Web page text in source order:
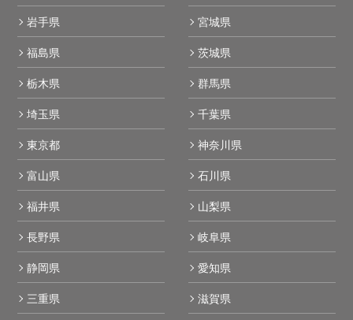
岩手県
宮城県
福島県
茨城県
栃木県
群馬県
埼玉県
千葉県
東京都
神奈川県
富山県
石川県
福井県
山梨県
長野県
岐阜県
静岡県
愛知県
三重県
滋賀県